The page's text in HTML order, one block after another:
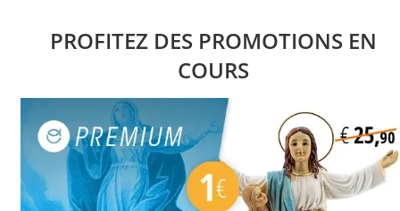
PROFITEZ DES PROMOTIONS EN
COURS